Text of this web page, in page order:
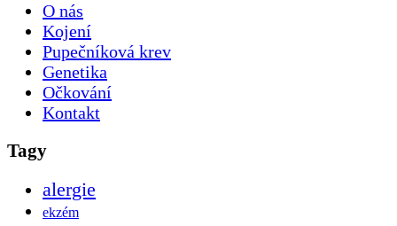
O nás
Kojení
Pupečníková krev
Genetika
Očkování
Kontakt
Tagy
alergie
ekzém